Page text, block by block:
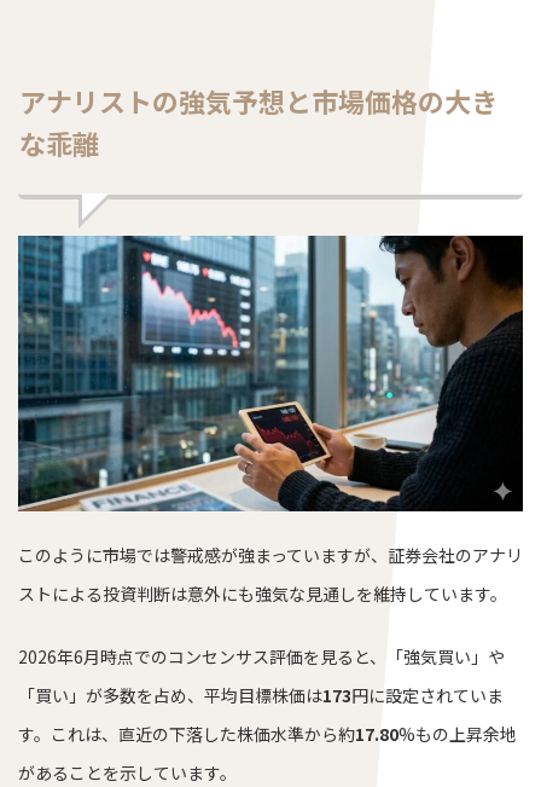
アナリストの強気予想と市場価格の大き
な乖離
このように市場では警戒感が強まっていますが、証券会社のアナリ
ストによる投資判断は意外にも強気な見通しを維持しています。
2026年6月時点でのコンセンサス評価を見ると、「強気買い」や
「買い」が多数を占め、平均目標株価は173円に設定されていま
す。これは、直近の下落した株価水準から約17.80%もの上昇余地
があることを示しています。